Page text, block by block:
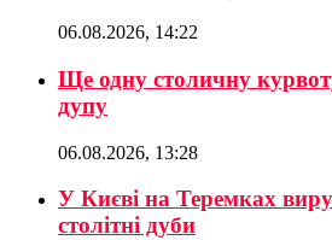
06.08.2026, 14:22
Ще одну столичну
дупу
06.08.2026, 13:28
У Києві на Теремках
столітні дуби